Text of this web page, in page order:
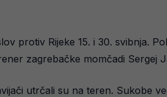
protiv Rijeke 15. i 30. svibnja.
zagrebačke momčadi Sergej
utrčali su na teren. Sukobe